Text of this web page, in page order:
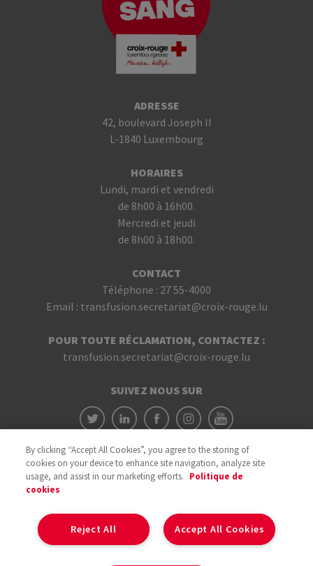
ADRESSE
42, boulevard Joseph II
L-1840 Luxembourg
HORAIRES
Lundi, mardi et vendredi
de 8h00 à 16h00.
Mercredi et jeudi
de 8h00 à 18h00.
CONTACT
Téléphone : 27 55-4000
Email : transfusion.secretariat@croix-rouge.lu
POUR TOUTE RÉCLAMATION, CONTACTEZ :
transfusion.secretariat@croix-rouge.lu
SUIVEZ NOUS SUR
By clicking “Accept All Cookies”, you agree to the storing of
cookies on your device to enhance site navigation, analyze site
usage, and assist in our marketing efforts. Politique de
cookies
Accept All Cookies
Reject All